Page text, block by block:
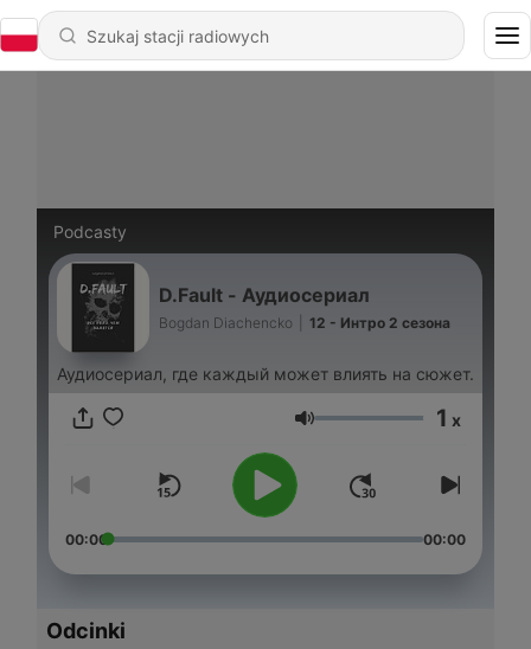
Podcasty
D.Fault - Аудиосериал
Bogdan Diachencko 12 - Интро 2 сезона
Аудиосериал, где каждый может влиять на сюжет.
Głośność 1 x
00:00 00:00
Odcinki